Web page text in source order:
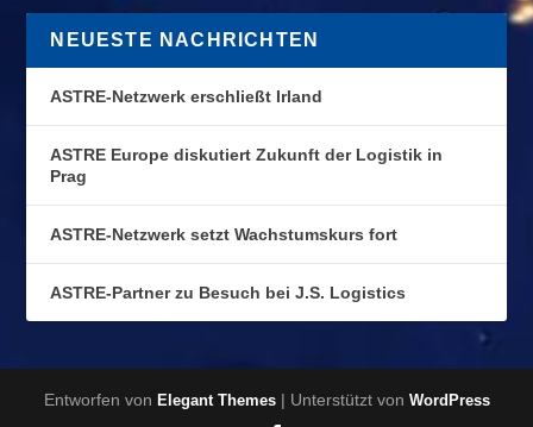
NEUESTE NACHRICHTEN
ASTRE-Netzwerk erschließt Irland
ASTRE Europe diskutiert Zukunft der Logistik in
Prag
ASTRE-Netzwerk setzt Wachstumskurs fort
ASTRE-Partner zu Besuch bei J.S. Logistics
Entworfen von Elegant Themes| Unterstützt von WordPress